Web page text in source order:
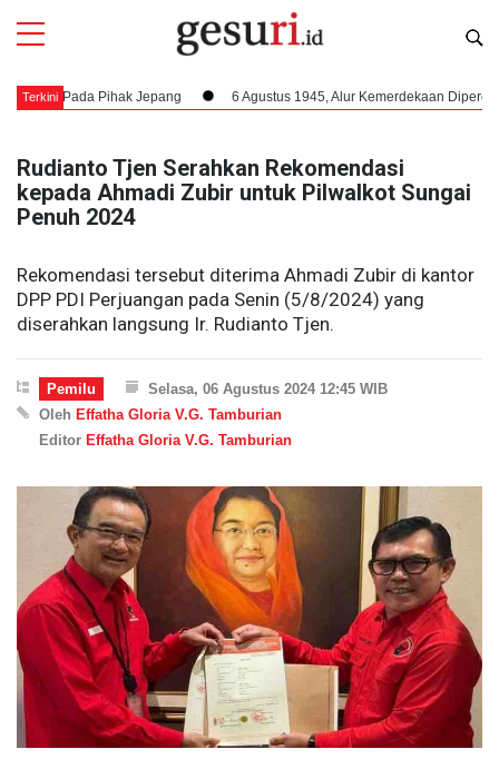
Terkini
Pada Pihak Jepang 6 Agustus 1945, Alur Kemerdekaan Dipercepat:
Rudianto Tjen Serahkan Rekomendasi
kepada Ahmadi Zubir untuk Pilwalkot Sungai
Penuh 2024
Rekomendasi tersebut diterima Ahmadi Zubir di kantor
DPP PDI Perjuangan pada Senin (5/8/2024) yang
diserahkan langsung Ir. Rudianto Tjen.
Pemilu
Selasa, 06 Agustus 2024 12:45 WIB
Oleh Effatha Gloria V.G. Tamburian
Editor Effatha Gloria V.G. Tamburian